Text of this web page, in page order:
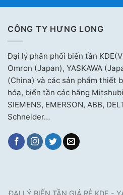
CÔNG TY HƯNG LONG
Đại lý phân phối biến tần
Omron (Japan), YASKAWA
(China) và các sản phẩm thiết
hóa, biến tần các hãng
SIEMENS, EMERSON, ABB,
Schneider…